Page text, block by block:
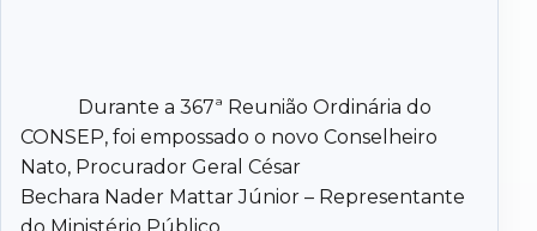
Durante a 367ª Reunião Ordinária do
CONSEP, foi empossado o novo Conselheiro
Nato, Procurador Geral César
Bechara Nader Mattar Júnior – Representante